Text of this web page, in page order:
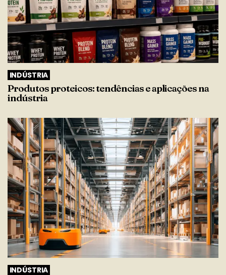
INDÚSTRIA
Produtos proteicos: tendências e aplicações na
indústria
INDÚSTRIA